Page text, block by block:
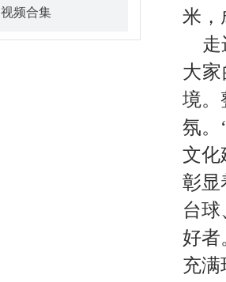
视频合集
米，
走
大
境。
氛。
文化
彰显
台
好者
充满